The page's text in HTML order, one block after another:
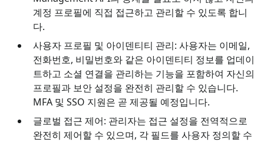
계정 프로필에 직접 접근하고 관리할 수 있도록 합니
다.
사용자 프로필 및 아이덴티티 관리: 사용자는 이메일,
전화번호, 비밀번호와 같은 아이덴티티 정보를 업데이
트하고 소셜 연결을 관리하는 기능을 포함하여 자신의
프로필과 보안 설정을 완전히 관리할 수 있습니다.
MFA 및 SSO 지원은 곧 제공될 예정입니다.
글로벌 접근 제어: 관리자는 접근 설정을 전역적으로
완전히 제어할 수 있으며, 각 필드를 사용자 정의할 수